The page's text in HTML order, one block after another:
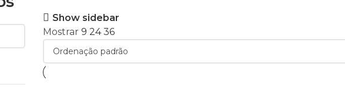
Show sidebar
Mostrar 9 2436